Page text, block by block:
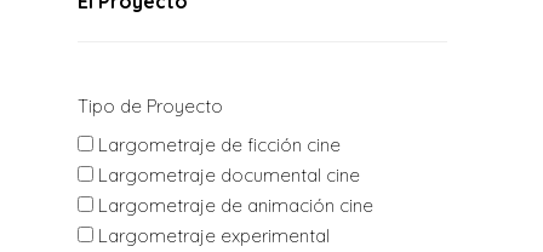
Tipo de Proyecto
Largometraje de ficción cine
Largometraje documental cine
Largometraje de animación cine
Largometraje experimental